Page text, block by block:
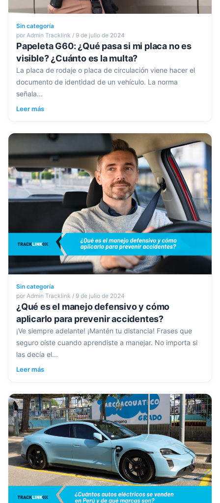
Sin categoría
por Admin Tracklink / 9 de julio de 2024
Papeleta G60: ¿Qué pasa si mi placa no es
visible? ¿Cuánto es la multa?
La placa de rodaje o placa de circulación viene hacer el
documento de identidad de un vehículo. La norma
señala...
Leer más
Sin categoría
por Admin Tracklink / 9 de julio de 2024
¿Qué es el manejo defensivo y cómo
aplicarlo para prevenir accidentes?
¡Ve siempre adelante! ¡Mantén tu distancia! Frases que
seguro oíste cuando aprendiste a manejar. No importa si
las decía el...
Leer más